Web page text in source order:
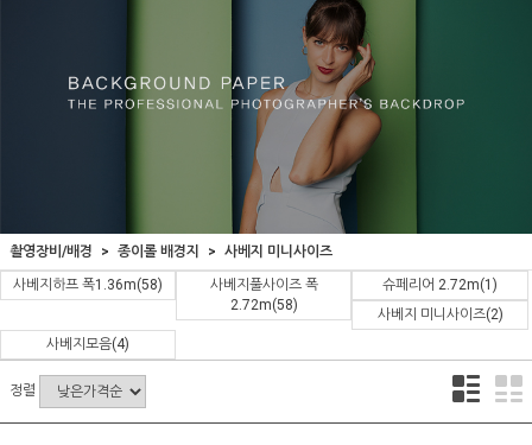
촬영장비/배경 종이롤 배경지
사베지 미니사이즈
사베지하프 폭1.36m(58)
사베지풀사이즈 폭
2.72m(58)
슈페리어 2.72m(1)
사베지 미니사이즈(2)
사베지모음(4)
정렬